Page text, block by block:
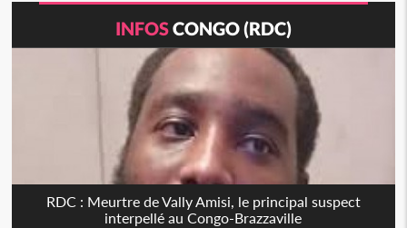
INFOSCONGO (RDC)
RDC : Meurtre de Vally Amisi, le principal suspect
interpellé au Congo-Brazzaville